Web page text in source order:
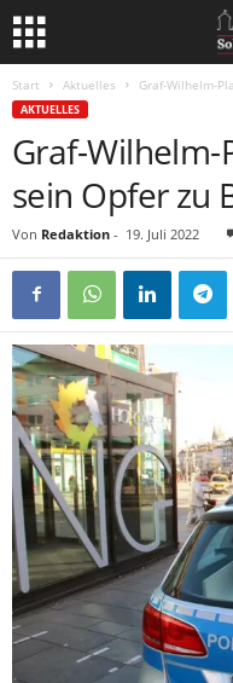
Start Aktuelles Graf-Wilhelm-
AKTUELLES
Graf-Wilhelm-
sein Opfer zu
Von Redaktion - 19. Juli 2022